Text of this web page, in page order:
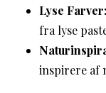
Lyse Farver:
fra lyse
inspirere af